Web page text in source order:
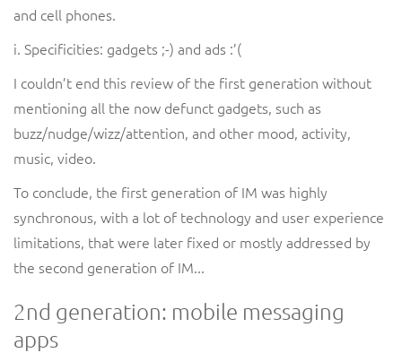
and cell phones.
i. Specificities: gadgets ;-) and ads :’(
I couldn’t end this review of the first generation without
mentioning all the now defunct gadgets, such as
buzz/nudge/wizz/attention, and other mood, activity,
music, video.
To conclude, the first generation of IM was highly
synchronous, with a lot of technology and user experience
limitations, that were later fixed or mostly addressed by
the second generation of IM...
2nd generation: mobile messaging
apps